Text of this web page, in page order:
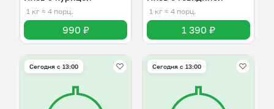
1 кг ≈ 4 порц.
990 ₽
1 кг ≈ 4 порц.
1 390 ₽
Сегодня с 13:00 Сегодня с 13:00